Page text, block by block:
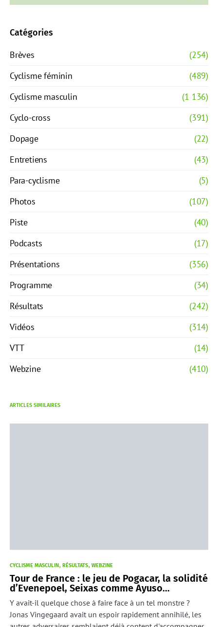
Catégories
Brèves
(254)
Cyclisme féminin
(489)
Cyclisme masculin
(1 136)
Cyclo-cross
(391)
Dopage
(22)
Entretiens
(43)
Para-cyclisme
(5)
Photos
(107)
Piste
(40)
Podcasts
(17)
Présentations
(356)
Programme
(34)
Résultats
(242)
Vidéos
(314)
VTT
(14)
Webzine
(410)
ARTICLES SIMILAIRES
CYCLISME MASCULIN RÉSULTATS WEBZINE
Tour de France : le jeu de Pogacar, la solidité
d’Evenepoel, Seixas comme Ayuso…
Y avait-il quelque chose à faire face à un tel monstre ?
Jonas Vingegaard avait un espoir rapidement annihilé, les